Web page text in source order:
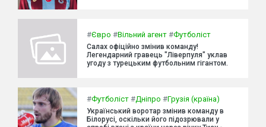
#Євро #Вільний агент #Футболіст
Салах офіційно змінив команду!
Легендарний гравець "Ліверпуля" уклав
угоду з турецьким футбольним гігантом.
#Футболіст #Дніпро #Грузія (країна)
Український воротар змінив команду в
Білорусі, оскільки його підозрювали у